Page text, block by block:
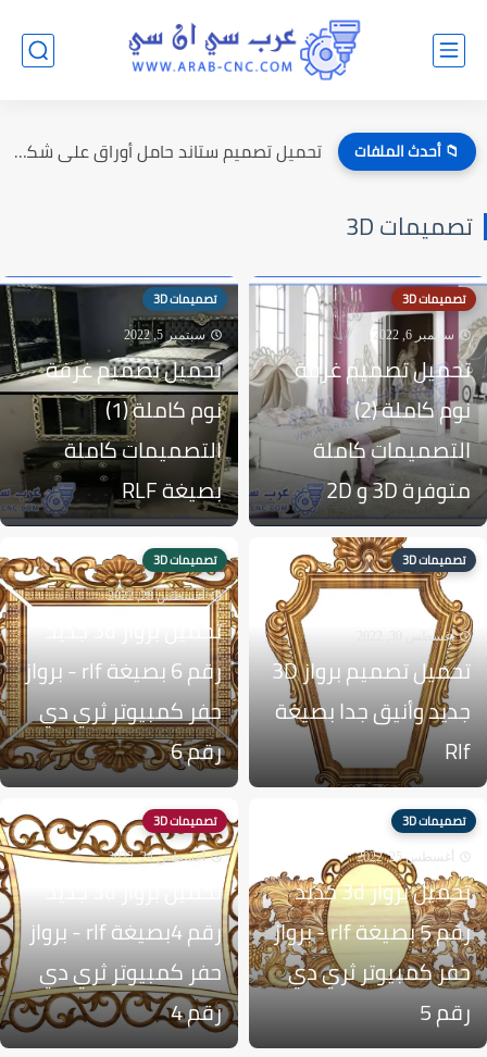
📁 أحدث الملفات تحميل تصميم ستاند حامل أوراق على شكل راقصين الباليه
تصميمات 3D
تصميمات 3D
سبتمبر 6, 2022
تحميل تصميم غرفة
نوم كاملة (2)
التصميمات كاملة
متوفرة 3D و 2D
تصميمات 3D
سبتمبر 5, 2022
تحميل تصميم غرفة
نوم كاملة (1)
التصميمات كاملة
بصيغة RLF
تصميمات 3D
أغسطس 30, 2022
تحميل تصميم برواز 3D
جديد وأنيق جدا بصيغة
Rlf
تصميمات 3D
أغسطس 28, 2022
رقم 6 بصيغة rlf - برواز
حفر كمبيوتر ثري دي
رقم 6
تصميمات 3D
أغسطس 25, 2022
تحميل برواز 3d جديد
رقم 5 بصيغة rlf - برواز
حفر كمبيوتر ثري دي
رقم 5
تصميمات 3D
أغسطس 24, 2022
رقم 4بصيغة rlf - برواز
حفر كمبيوتر ثري دي
رقم 4